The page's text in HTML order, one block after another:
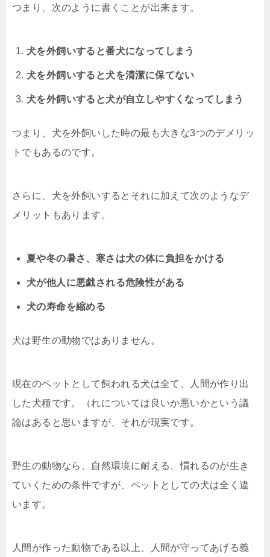
つまり、次のように書くことが出来ます。
犬を外飼いすると番犬になってしまう
犬を外飼いすると犬を清潔に保てない
犬を外飼いすると犬が自立しやすくなってしまう
つまり、犬を外飼いした時の最も大きな3つのデメリッ
トでもあるのです。
さらに、犬を外飼いするとそれに加えて次のようなデ
メリットもあります。
夏や冬の暑さ、寒さは犬の体に負担をかける
犬が他人に悪戯される危険性がある
犬の寿命を縮める
犬は野生の動物ではありません。
現在のペットとして飼われる犬は全て、人間が作り出
した犬種です。（れについては良いか悪いかという議
論はあると思いますが、それが現実です。
野生の動物なら、自然環境に耐える、慣れるのが生き
ていくための条件ですが、ペットとしての犬は全く違
います。
人間が作った動物である以上、人間が守ってあげる義